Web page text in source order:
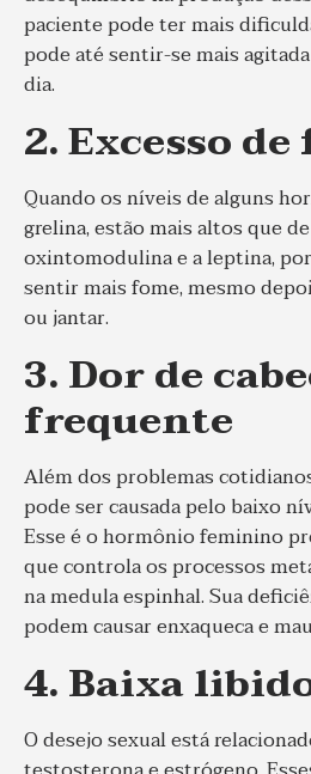
paciente pode ter mais
pode até sentir-se mais
dia.
2. Excesso
Quando os níveis de alguns
grelina, estão mais altos que
oxintomodulina e a leptina,
sentir mais fome, mesmo
ou jantar.
3. Dor de
frequente
Além dos problemas
pode ser causada pelo baixo
Esse é o hormônio feminino
que controla os processos
na medula espinhal. Sua
podem causar enxaqueca e
4. Baixa
O desejo sexual está